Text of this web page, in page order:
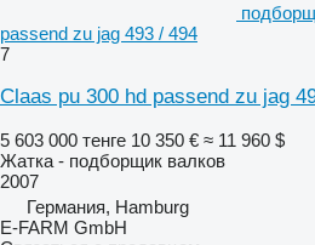
passend zu jag 493 / 494
7
Claas pu 300 hd passend zu jag
5 603 000 тенге 10 350 € ≈ 11 960 $
Жатка - подборщик валков
2007
Германия, Hamburg
E-FARM GmbH